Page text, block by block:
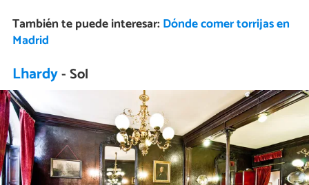
También te puede interesar: Dónde comer torrijas en
Madrid
Lhardy- Sol